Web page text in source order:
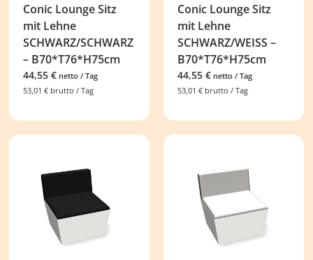
Conic Lounge Sitz
mit Lehne
SCHWARZ/SCHWARZ
– B70*T76*H75cm
44,55€ netto / Tag
53,01€ brutto / Tag
Conic Lounge Sitz
mit Lehne
SCHWARZ/WEISS –
B70*T76*H75cm
44,55 € netto / Tag
53,01 € brutto / Tag